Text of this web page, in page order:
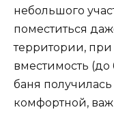
небольшого
поместиться
территории,
вместимость (до
баня
комфортной,